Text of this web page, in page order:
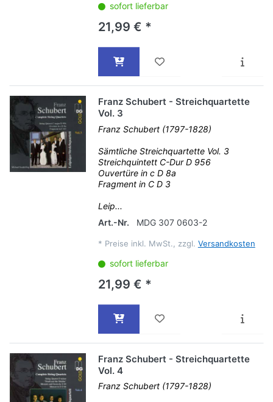
sofort lieferbar
21,99 € *
Franz Schubert - Streichquartette
Vol. 3
Franz Schubert (1797-1828)
Sämtliche Streichquartette Vol. 3
Streichquintett C-Dur D 956
Ouvertüre in c D 8a
Fragment in C D 3
Leip...
Art.-Nr.
MDG 307 0603-2
* Preise inkl. MwSt., zzgl. Versandkosten
sofort lieferbar
21,99 € *
Franz Schubert - Streichquartette
Vol. 4
Franz Schubert (1797-1828)